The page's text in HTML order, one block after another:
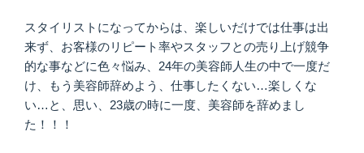
スタイリストになってからは、楽しいだけでは仕事は出
来ず、お客様のリピート率やスタッフとの売り上げ競争
的な事などに色々悩み、24年の美容師人生の中で一度だ
け、もう美容師辞めよう、仕事したくない…楽しくな
い…と、思い、23歳の時に一度、美容師を辞めまし
た！！！